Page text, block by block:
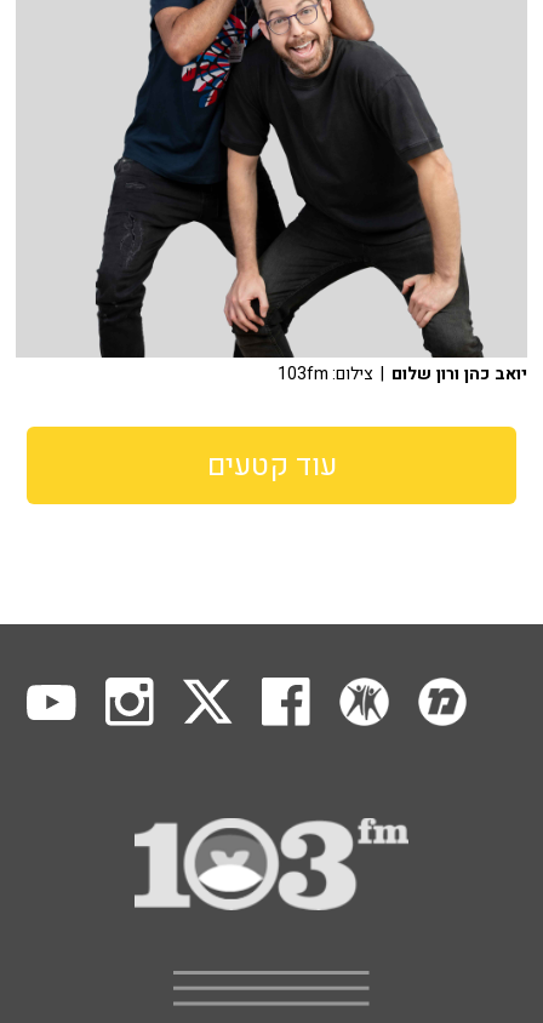
יואב כהן ורון שלום | צילום: 103fm
עוד קטעים